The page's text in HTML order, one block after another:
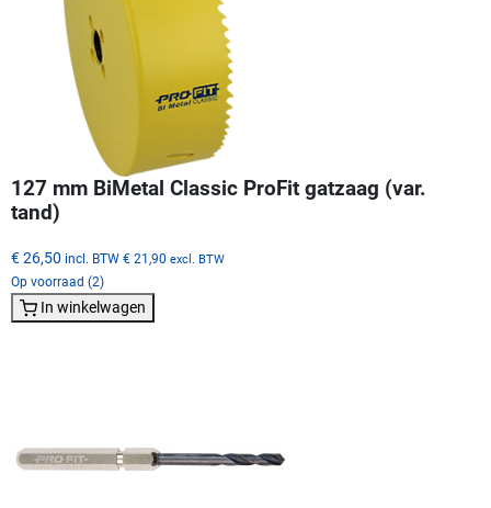
127 mm BiMetal Classic ProFit gatzaag (var.
tand)
€ 26,50 incl. BTW € 21,90 excl. BTW
Op voorraad (2)
In winkelwagen